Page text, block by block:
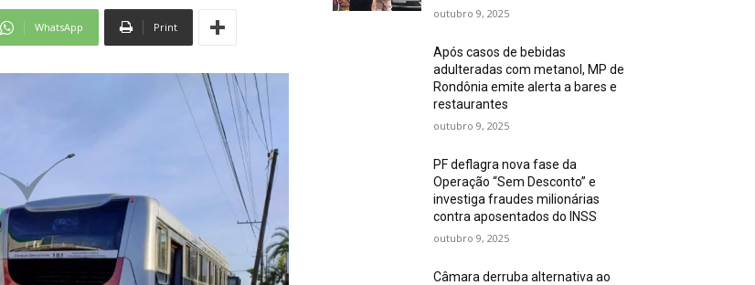
WhatsApp Print
outubro 9, 2025
Após casos de bebidas
adulteradas com metanol, MP de
Rondônia emite alerta a bares e
restaurantes
outubro 9, 2025
PF deflagra nova fase da
Operação “Sem Desconto” e
investiga fraudes milionárias
contra aposentados do INSS
outubro 9, 2025
Câmara derruba alternativa ao